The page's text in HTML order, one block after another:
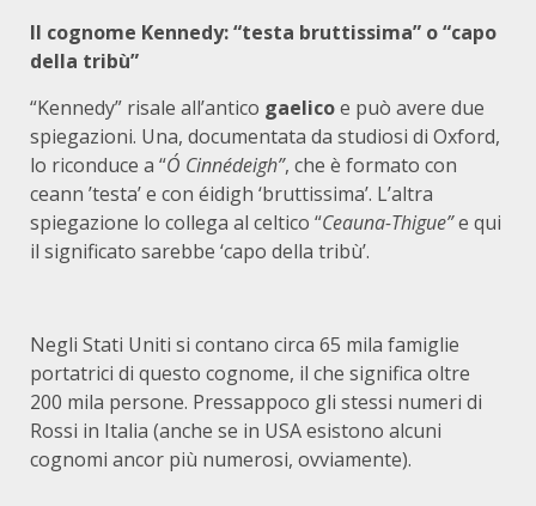
Il cognome Kennedy: “testa bruttissima” o “capo
della tribù”
“Kennedy” risale all’antico gaelicoe può avere due
spiegazioni. Una, documentata da studiosi di Oxford,
lo riconduce a “Ó Cinnédeigh”, che è formato con
ceann ’testa’ e con éidigh ‘bruttissima’. L’altra
spiegazione lo collega al celtico “Ceauna-Thigue”e qui
il significato sarebbe ‘capo della tribù’.
Negli Stati Uniti si contano circa 65 mila famiglie
portatrici di questo cognome, il che significa oltre
200 mila persone. Pressappoco gli stessi numeri di
Rossi in Italia (anche se in USA esistono alcuni
cognomi ancor più numerosi, ovviamente).